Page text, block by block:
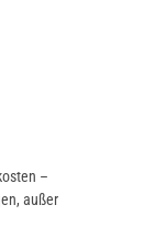
Lappen
Pedale,
geeignet,
–
außer